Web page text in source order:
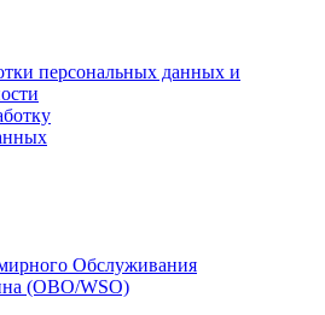
персональных данных и
Обслуживания
(ОВО/WSО)